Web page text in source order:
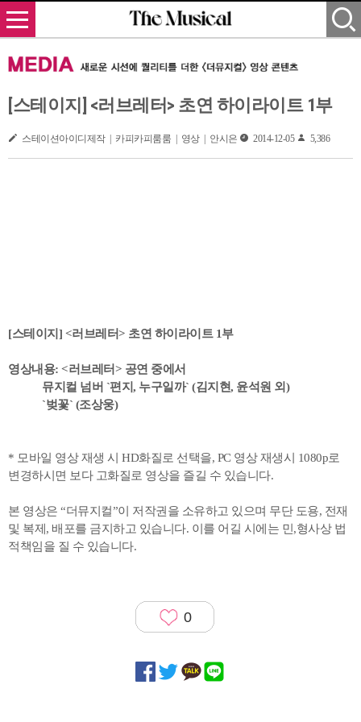
[스테이지] <러브레터> 초연 하이라이트 1부
스테이션아이디제작 | 카피카피룸룸 | 영상 | 안시은 2014-12-05 5,386
[스테이지] <러브레터> 초연 하이라이트 1부
영상내용: <러브레터> 공연 중에서
뮤지컬 넘버 `편지, 누구일까` (김지현, 윤석원 외)
`벚꽃` (조상웅)
* 모바일 영상 재생 시 HD화질로 선택을, PC 영상 재생시 1080p로
변경하시면 보다 고화질로 영상을 즐길 수 있습니다.
본 영상은 “더뮤지컬”이 저작권을 소유하고 있으며 무단 도용, 전재
및 복제, 배포를 금지하고 있습니다. 이를 어길 시에는 민,형사상 법
적책임을 질 수 있습니다.
0